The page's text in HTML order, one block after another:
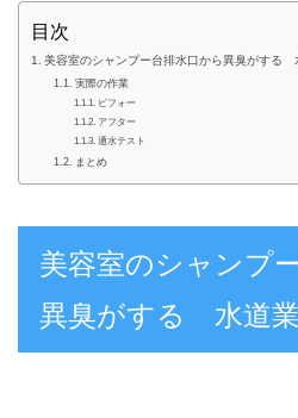
目次
美容室のシャンプー台排水口から異臭がする
実際の作業
ビフォー
アフター
通水テスト
まとめ
美容室のシャンプ
異臭がする 水道